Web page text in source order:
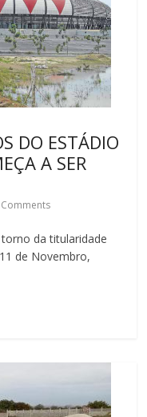
DO ESTÁDIO
A SER
da titularidade
de Novembro,